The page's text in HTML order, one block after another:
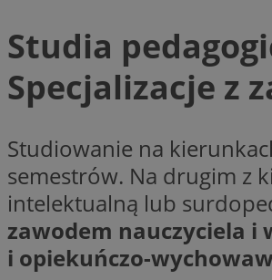
Studia
Specjalizacje z
Studiowanie na
semestrów. Na drugim z
intelektualną lub
zawodem nauczyciela i
i opiekuńczo-